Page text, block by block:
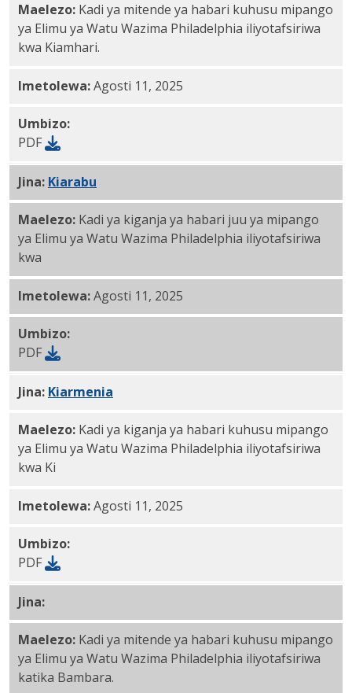
Maelezo: Kadi ya mitende ya habari kuhusu mipango
ya Elimu ya Watu Wazima Philadelphia iliyotafsiriwa
kwa Kiamhari.
Imetolewa:Agosti 11, 2025
Umbizo:
PDF
Jina: Kiarabu
Maelezo: Kadi ya kiganja ya habari juu ya mipango
ya Elimu ya Watu Wazima Philadelphia iliyotafsiriwa
kwa
Imetolewa:Agosti 11, 2025
Umbizo:
PDF
Jina: Kiarmenia
Maelezo: Kadi ya kiganja ya habari kuhusu mipango
ya Elimu ya Watu Wazima Philadelphia iliyotafsiriwa
kwa Ki
Imetolewa:Agosti 11, 2025
Umbizo:
PDF
Jina:Bambara PDF
Maelezo: Kadi ya mitende ya habari kuhusu mipango
ya Elimu ya Watu Wazima Philadelphia iliyotafsiriwa
katika Bambara.